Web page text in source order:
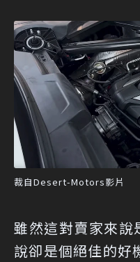
裁自Desert-Motors影片
雖然這對賣家來說
說卻是個絕佳的